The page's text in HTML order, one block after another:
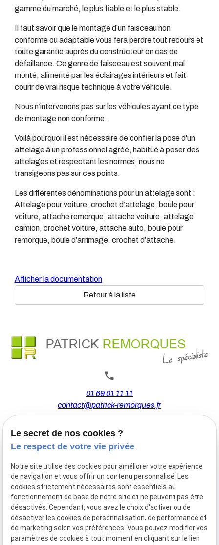
gamme du marché, le plus fiable et le plus stable.
Il faut savoir que le montage d’un faisceau non
conforme ou adaptable vous fera perdre tout recours et
toute garantie auprès du constructeur en cas de
défaillance. Ce genre de faisceau est souvent mal
monté, alimenté par les éclairages intérieurs et fait
courir de vrai risque technique à votre véhicule.
Nous n’intervenons pas sur les véhicules ayant ce type
de montage non conforme.
Voilà pourquoi il est nécessaire de confier la pose d'un
attelage à un professionnel agréé, habitué à poser des
attelages et respectant les normes, nous ne
transigeons pas sur ces points.
Les différentes dénominations pour un attelage sont :
Attelage pour voiture, crochet d’attelage, boule pour
voiture, attache remorque, attache voiture, attelage
camion, crochet voiture, attache auto, boule pour
remorque, boule d’arrimage, crochet d’attache.
Afficher la documentation
Retour à la liste
01 69 01 11 11
contact@patrick-remorques.fr
44 Avenue de la Division Leclerc
91160 BALLAINVILLIERS
Du Mardi au Samedi
De 9h00 à 12h30 et de 13h30 à 18h00
Le Lundi sur rendez-vous.
Mentions Politique de Gestion Plan du
Le secret de nos cookies ?
Le respect de votre vie privée
Notre site utilise des cookies pour améliorer votre expérience
de navigation et vous offrir un contenu personnalisé. Les
cookies strictement nécessaires sont essentiels au
fonctionnement de base de notre site et ne peuvent pas être
désactivés. Cependant, vous avez le choix d'activer ou de
désactiver les cookies de personnalisation, de performance et
de marketing selon vos préférences. Vous pouvez modifier vos
paramètres de cookies à tout moment en cliquant sur le lien